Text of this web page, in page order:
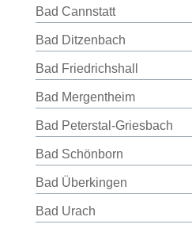
Bad Cannstatt
Bad Ditzenbach
Bad Friedrichshall
Bad Mergentheim
Bad Peterstal-Griesbach
Bad Schönborn
Bad Überkingen
Bad Urach